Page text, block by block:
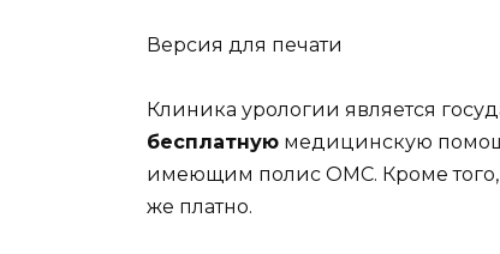
Версия для печати
Клиника урологии является
бесплатную медицинскую
имеющим полис ОМС. Кроме
же платно.